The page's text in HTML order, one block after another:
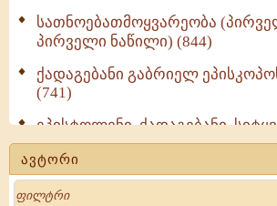
სათნოებათმოყვარეობა
პირველი ნაწილი) (844)
ქადაგებანი გაბრიელ
(741)
ეპისტოლენი, ქადაგებანი,
(723)
მოძღვრის ძალზე სასარგებლო
მრევლისათვის (545)
ავტორი
Search